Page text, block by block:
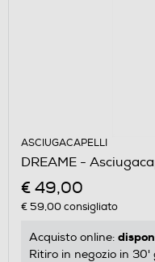
ASCIUGACAPELLI
DREAME -
€ 49,00
€ 59,00consigliato
Acquisto online:
Ritiro in negozio in 30'